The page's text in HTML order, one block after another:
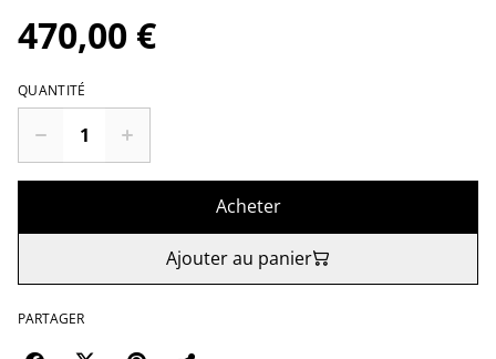
470,00 €
QUANTITÉ
Acheter
Ajouter au panier
PARTAGER